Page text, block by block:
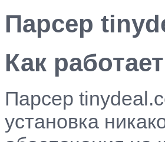
Парсер
Как
Парсер
установка